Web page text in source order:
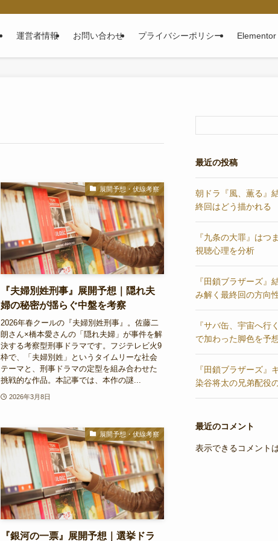
運営者情報 お問い合わせ プライバシーポリシー
展開予想・伏線考察
『夫婦別姓刑事』展開予想｜隠れ夫
婦の秘密が揺らぐ中盤を考察
2026年春クールの『夫婦別姓刑事』。佐藤二
朗さん×橋本愛さんの「隠れ夫婦」が事件を解
決する考察型刑事ドラマです。フジテレビ火9
枠で、「夫婦別姓」というタイムリーな社会
テーマと、刑事ドラマの定型を組み合わせた
挑戦的な作品。本記事では、本作の謎...
2026年3月8日
展開予想・伏線考察
『銀河の一票』展開予想｜選挙ドラ
最近の投稿
朝ドラ『風、薫る』
終回はどう描かれる
『九条の大罪』はつ
視聴心理を分析
『田鎖ブラザーズ』
み解く最終回の方向
『サバ缶、宇宙へ行
で加わった脚色を予
『田鎖ブラザーズ』
染谷将太の兄弟配役
最近のコメント
表示できるコメント